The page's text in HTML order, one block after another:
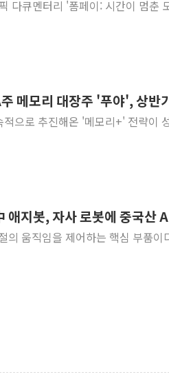
다큐멘터리 '폼페이: 시간이 멈춘
메모리 대장주 '푸야', 상반
적으로 추진해온 '메모리+' 전략이
애지봇, 자사 로봇에 중국산
의 움직임을 제어하는 핵심 부품이